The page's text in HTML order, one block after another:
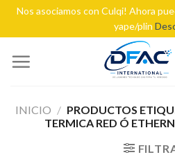
Nos asociamos con Culqi! Ahora
yape/plin
INICIO / PRODUCTOS
TERMICA RED Ó